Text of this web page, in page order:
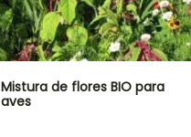
Mistura de flores BIO para
aves